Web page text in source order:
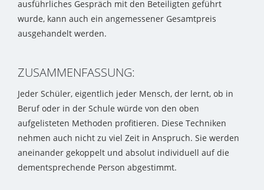
ausführliches Gespräch mit den Beteiligten geführt
wurde, kann auch ein angemessener Gesamtpreis
ausgehandelt werden.
ZUSAMMENFASSUNG:
Jeder Schüler, eigentlich jeder Mensch, der lernt, ob in
Beruf oder in der Schule würde von den oben
aufgelisteten Methoden profitieren. Diese Techniken
nehmen auch nicht zu viel Zeit in Anspruch. Sie werden
aneinander gekoppelt und absolut individuell auf die
dementsprechende Person abgestimmt.